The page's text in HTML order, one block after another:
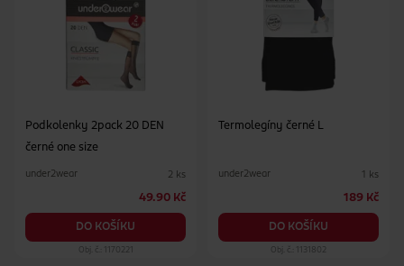
Podkolenky 2pack 20 DEN
černé one size
under2wear 2 ks
49.90 Kč
DO KOŠÍKU
Obj. č.: 1170221
Termolegíny černé L
under2wear 1 ks
189 Kč
DO KOŠÍKU
Obj. č.: 1131802